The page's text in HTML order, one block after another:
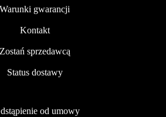
Warunki gwarancji
Kontakt
Zostań sprzedawcą
Status dostawy
od umowy